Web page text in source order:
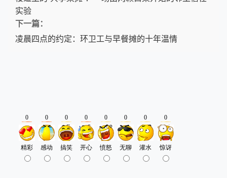
实验
下一篇：
凌晨四点的约定：环卫工与早餐摊的十年温情